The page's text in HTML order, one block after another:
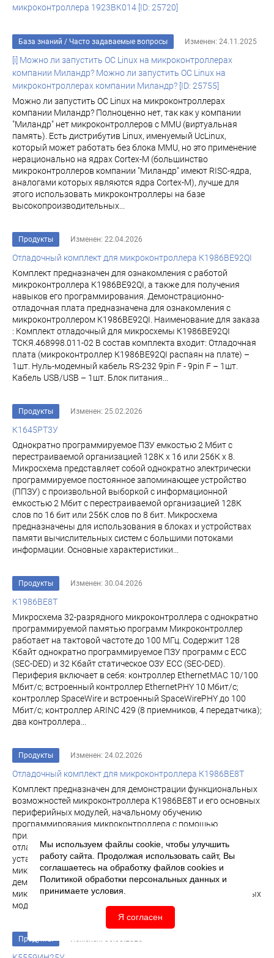
микроконтроллера 1923ВК014 [ID: 25720]
База знаний / Часто задаваемые вопросы Изменен: 24.11.2025
[i] Можно ли запустить ОС Linux на микроконтроллерах
компании Миландр? Можно ли запустить ОС Linux на
микроконтроллерах компании Миландр? [ID: 25755]
Можно ли запустить ОС Linux на микроконтроллерах
компании Миландр? Полноценно нет, так как у компании
"Миландр" нет микроконтроллеров с MMU (виртуальная
память). Есть дистрибутив Linux, именуемый UcLinux,
который может работать без блока MMU, но это применение
нерационально на ядрах Cortex-M (большинство
микроконтроллеров компании "Миландр" имеют RISC-ядра,
аналогами которых являются ядра Cortex-M), лучше для
этого использовать микроконтроллеры на базе
высокопроизводительных...
Продукты Изменен: 22.04.2026
Отладочный комплект для микроконтроллера К1986ВЕ92QI
Комплект предназначен для ознакомления с работой
микроконтроллера К1986ВЕ92QI, а также для получения
навыков его программирования. Демонстрационно-
отладочная плата предназначена для ознакомления с
микроконтроллером К1986ВЕ92QI. Наименование для заказа
: Комплект отладочный для микросхемы К1986ВЕ92QI
ТСКЯ.468998.011-02 В состав комплекта входит: Отладочная
плата (микроконтроллер К1986ВЕ92QI распаян на плате) –
1шт. Нуль-модемный кабель RS-232 9pin F - 9pin F – 1шт.
Кабель USB/USB – 1шт. Блок питания...
Продукты Изменен: 25.02.2026
К1645РТ3У
Однократно программируемое ПЗУ емкостью 2 Мбит с
перестраиваемой организацией 128К х 16 или 256К х 8.
Микросхема представляет собой однократно электрически
программируемое постоянное за­поминающее устройство
(ППЗУ) с произвольной выборкой с информационной
емкостью 2 Мбит с пе­рестраиваемой организацией 128К
слов по 16 бит или 256К слов по 8 бит. Микросхема
предназначены для использования в блоках и устройствах
памя­ти вычислительных систем с большими потоками
информации. Основные характеристики...
Продукты Изменен: 30.04.2026
К1986ВЕ8Т
Микросхема 32-разрядного микроконтроллера с однократно
программируемой памятью программ Микроконтроллер
работает на тактовой частоте до 100 МГц. Содержит 128
Кбайт однократно программируемое ПЗУ программ c ECC
(SEC-DED) и 32 Кбайт статическое ОЗУ ECC (SEC-DED).
Периферия включает в себя: контроллер EthernetMAC 10/100
Мбит/с; встроенный контроллер EthernetPHY 10 Мбит/с;
контроллер SpaceWire и встроенный SpaceWirePHY до 100
Мбит/с; контроллер ARINC 429 (8 приемников, 4 передатчика);
два контроллера...
Продукты Изменен: 24.02.2026
Отладочный комплект для микроконтроллера К1986ВЕ8Т
Комплект предназначен для демонстрации функциональных
возможностей микроконтроллера К1986ВЕ8Т и его основных
периферийных модулей, начальному обучению
программирования микроконтроллера с помощью
прилагаемой демонстрационной программы, а также
отладки собственных проектов с применением
установленных на плате блоков. Отладочный комплект для
микроконтроллера К1986ВЕ8Т Комплект предназначен для
демонстрации функциональных возможностей
микроконтроллера К1986ВЕ8Т и его основных периферийных
модулей...
Продукты Изменен: 06.05.2026
Мы используем файлы cookie, чтобы улучшить
работу сайта. Продолжая использовать сайт, Вы
соглашаетесь на обработку файлов cookies и
Политикой обработки персональных данных и
принимаете условия.
Я согласен